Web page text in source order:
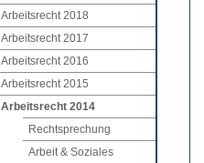
Arbeitsrecht 2018
Arbeitsrecht 2017
Arbeitsrecht 2016
Arbeitsrecht 2015
Arbeitsrecht 2014
Rechtsprechung
Arbeit & Soziales